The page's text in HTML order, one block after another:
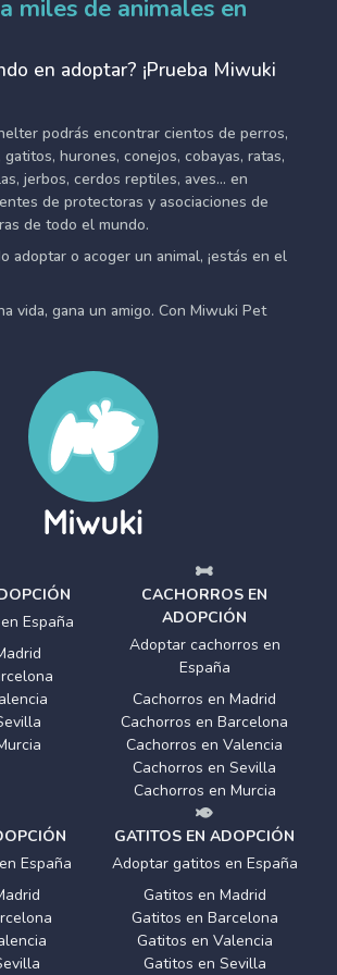
miles de animales en
en adoptar? ¡Prueba Miwuki
podrás encontrar cientos de perros,
hurones, conejos, cobayas, ratas,
jerbos, cerdos reptiles, aves... en
de protectoras y asociaciones de
de todo el mundo.
adoptar o acoger un animal, ¡estás en el
vida, gana un amigo. Con Miwuki Pet
España
CACHORROS EN
ADOPCIÓN
Adoptar cachorros en
España
Cachorros en Madrid
Cachorros en Barcelona
Cachorros en Valencia
Cachorros en Sevilla
Cachorros en Murcia
España
GATITOS EN ADOPCIÓN
Adoptar gatitos en España
Gatitos en Madrid
Gatitos en Barcelona
Gatitos en Valencia
Gatitos en Sevilla